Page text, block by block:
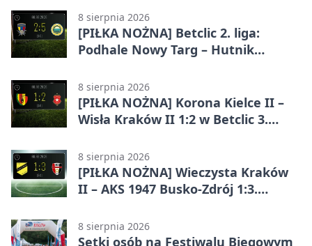
8 sierpnia 2026
[PIŁKA NOŻNA] Betclic 2. liga:
Podhale Nowy Targ – Hutnik
efektownym zwycięstwem
8 sierpnia 2026
[PIŁKA NOŻNA] Korona Kielce II –
Wisła Kraków II 1:2 w Betclic 3.
odwróciła losy meczu
8 sierpnia 2026
[PIŁKA NOŻNA] Wieczysta Kraków
II – AKS 1947 Busko-Zdrój 1:3.
Liga Grupa 4 (Grupa IV)
8 sierpnia 2026
Setki osób na Festiwalu Biegowym